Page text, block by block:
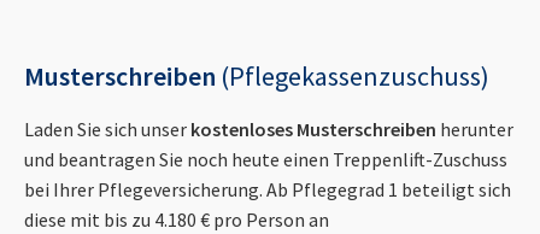
Musterschreiben (Pflegekassenzuschuss)
Laden Sie sich unser kostenloses Musterschreiben herunter
und beantragen Sie noch heute einen Treppenlift-Zuschuss
bei Ihrer Pflegeversicherung. Ab Pflegegrad 1 beteiligt sich
diese mit bis zu 4.180 € pro Person an